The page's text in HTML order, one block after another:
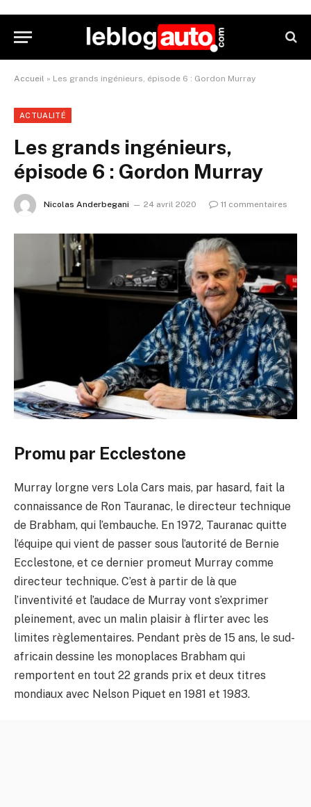
Accueil » Les grands ingénieurs, épisode 6 : Gordon Murray
ACTUALITÉ
Les grands ingénieurs,
épisode 6 : Gordon Murray
Nicolas Anderbegani 24 avril 2020 11 commentaires
Promu par Ecclestone
Murray lorgne vers Lola Cars mais, par hasard, fait la
connaissance de Ron Tauranac, le directeur technique
de Brabham, qui l’embauche. En 1972, Tauranac quitte
l’équipe qui vient de passer sous l’autorité de Bernie
Ecclestone, et ce dernier promeut Murray comme
directeur technique. C’est à partir de là que
l’inventivité et l’audace de Murray vont s’exprimer
pleinement, avec un malin plaisir à flirter avec les
limites règlementaires. Pendant près de 15 ans, le sud-
africain dessine les monoplaces Brabham qui
remportent en tout 22 grands prix et deux titres
mondiaux avec Nelson Piquet en 1981 et 1983.